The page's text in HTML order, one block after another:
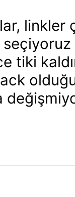
linkler
tiki